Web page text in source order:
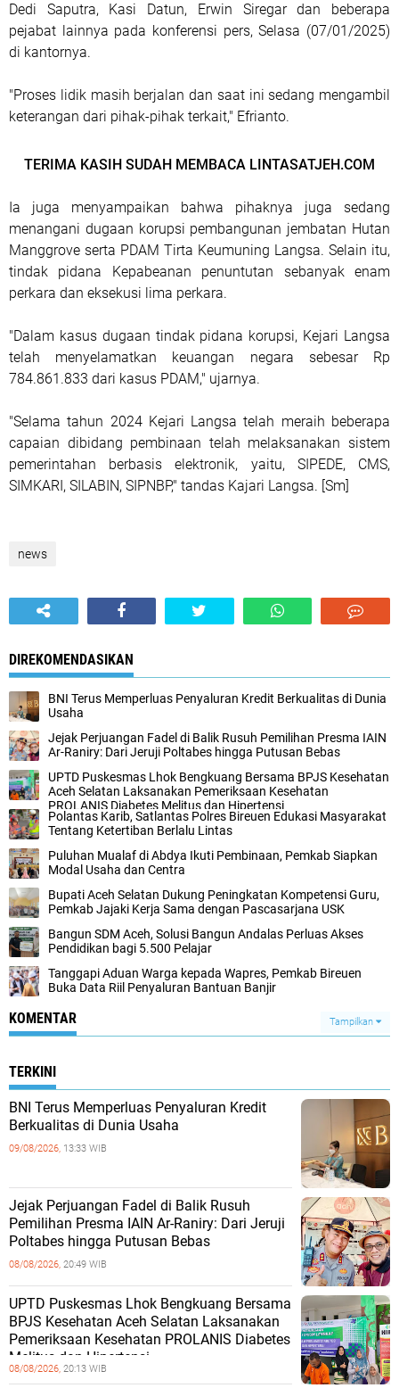
Dedi Saputra, Kasi Datun, Erwin Siregar dan beberapa
pejabat lainnya pada konferensi pers, Selasa (07/01/2025)
di kantornya.
"Proses lidik masih berjalan dan saat ini sedang mengambil
keterangan dari pihak-pihak terkait," Efrianto.
TERIMA KASIH SUDAH MEMBACA LINTASATJEH.COM
Ia juga menyampaikan bahwa pihaknya juga sedang
menangani dugaan korupsi pembangunan jembatan Hutan
Manggrove serta PDAM Tirta Keumuning Langsa. Selain itu,
tindak pidana Kepabeanan penuntutan sebanyak enam
perkara dan eksekusi lima perkara.
"Dalam kasus dugaan tindak pidana korupsi, Kejari Langsa
telah menyelamatkan keuangan negara sebesar Rp
784.861.833 dari kasus PDAM," ujarnya.
"Selama tahun 2024 Kejari Langsa telah meraih beberapa
capaian dibidang pembinaan telah melaksanakan sistem
pemerintahan berbasis elektronik, yaitu, SIPEDE, CMS,
SIMKARI, SILABIN, SIPNBP," tandas Kajari Langsa. [Sm]
news
DIREKOMENDASIKAN
BNI Terus Memperluas Penyaluran Kredit Berkualitas di Dunia
Usaha
Jejak Perjuangan Fadel di Balik Rusuh Pemilihan Presma IAIN
Ar-Raniry: Dari Jeruji Poltabes hingga Putusan Bebas
UPTD Puskesmas Lhok Bengkuang Bersama BPJS Kesehatan
Aceh Selatan Laksanakan Pemeriksaan Kesehatan
PROLANIS Diabetes Melitus dan Hipertensi
Polantas Karib, Satlantas Polres Bireuen Edukasi Masyarakat
Tentang Ketertiban Berlalu Lintas
Puluhan Mualaf di Abdya Ikuti Pembinaan, Pemkab Siapkan
Modal Usaha dan Centra
Bupati Aceh Selatan Dukung Peningkatan Kompetensi Guru,
Pemkab Jajaki Kerja Sama dengan Pascasarjana USK
‎Bangun SDM Aceh, Solusi Bangun Andalas Perluas Akses
Pendidikan bagi 5.500 Pelajar ‎
Tanggapi Aduan Warga kepada Wapres, Pemkab Bireuen
Buka Data Riil Penyaluran Bantuan Banjir
KOMENTAR Tampilkan
TERKINI
BNI Terus Memperluas Penyaluran Kredit
Berkualitas di Dunia Usaha
09/08/2026, 13:33 WIB
Jejak Perjuangan Fadel di Balik Rusuh
Pemilihan Presma IAIN Ar-Raniry: Dari Jeruji
Poltabes hingga Putusan Bebas
08/08/2026, 20:49 WIB
UPTD Puskesmas Lhok Bengkuang Bersama
BPJS Kesehatan Aceh Selatan Laksanakan
Pemeriksaan Kesehatan PROLANIS Diabetes
Melitus dan Hipertensi
08/08/2026, 20:13 WIB